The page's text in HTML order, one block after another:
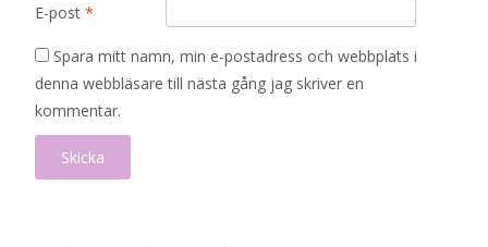
E-post *
Spara mitt namn, min e-postadress och webbplats i
denna webbläsare till nästa gång jag skriver en
kommentar.